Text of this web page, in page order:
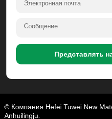
Представлять
© Компания Hefei Tuwei New
Anhuilingju.